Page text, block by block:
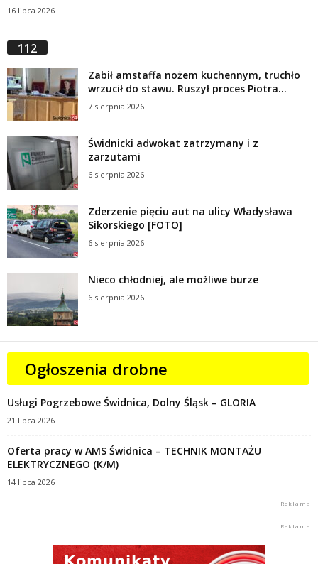
16 lipca 2026
112
Zabił amstaffa nożem kuchennym, truchło
wrzucił do stawu. Ruszył proces Piotra...
7 sierpnia 2026
Świdnicki adwokat zatrzymany i z
zarzutami
6 sierpnia 2026
Zderzenie pięciu aut na ulicy Władysława
Sikorskiego [FOTO]
6 sierpnia 2026
Nieco chłodniej, ale możliwe burze
6 sierpnia 2026
Ogłoszenia drobne
Usługi Pogrzebowe Świdnica, Dolny Śląsk – GLORIA
21 lipca 2026
Oferta pracy w AMS Świdnica – TECHNIK MONTAŻU
ELEKTRYCZNEGO (K/M)
14 lipca 2026